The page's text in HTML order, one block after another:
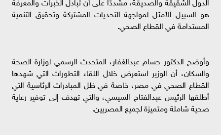
هو السبيل الأمثل لمواجهة التحديات المشتركة وتحقيق التنمية
المستدامة في القطاع الصحي.
وأوضح الدكتور حسام عبدالغفار، المتحدث الرسمي لوزارة الصحة
والسكان، أن الوزير استعرض خلال اللقاء التطورات التي شهدها
القطاع الصحي في مصر، خاصة في ظل المبادرات الرئاسية التي
أطلقها الرئيس عبدالفتاح السيسي، والتي تهدف إلى توفير رعاية
صحية شاملة ومتميزة لجميع المصريين.